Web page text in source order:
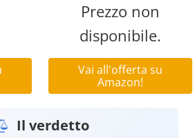
Prezzo non
disponibile.
Vai all'offerta su
Amazon!
Il verdetto